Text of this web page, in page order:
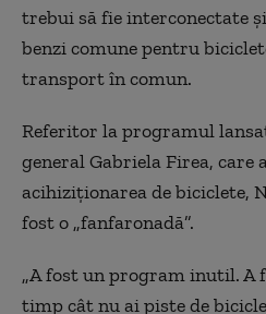
trebui să fie interconectate
benzi comune pentru
transport în comun.
Referitor la programul
general Gabriela Firea, care
acihiziționarea de biciclete,
fost o „fanfaronadă”.
„A fost un program inutil. A
timp cât nu ai piste de